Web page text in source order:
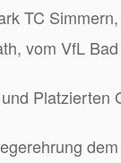
TC
vom VfL
Platzierten